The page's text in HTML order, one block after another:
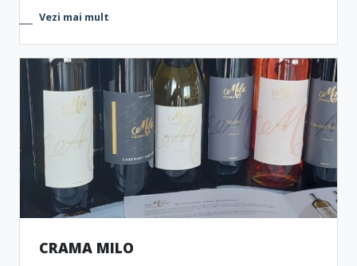
Vezi mai mult
CRAMA MILO